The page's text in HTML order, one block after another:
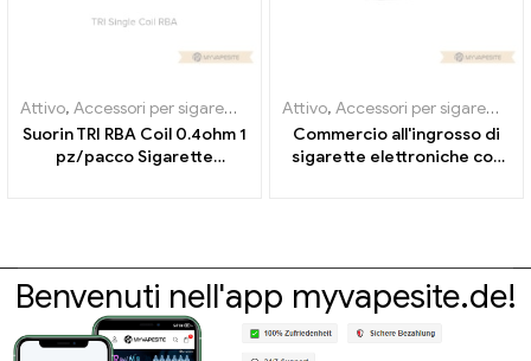
Attivo, Accessori per sigarette elettroniche ,Evaporatore
Suorin TRI RBA Coil 0.4ohm 1
pz/pacco Sigarette
Attivo, Accessori per sigarette elettroniche
Commercio all'ingrosso di
sigarette elettroniche con
Benvenuti nell'app myvapesite.de!